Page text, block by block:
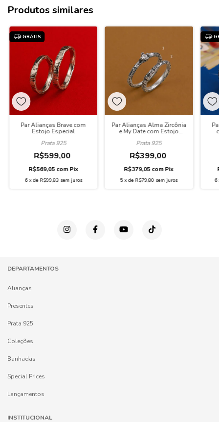
Produtos similares
GRÁTIS
Par Alianças Brave com
Estojo Especial
Prata 925
R$599,00
R$569,05com Pix
6 xde R$99,83 sem juros
Par Alianças Alma Zircônia
e My Date com Estojo
Prata 925
R$399,00
R$379,05com Pix
5 xde R$79,80 sem juros 6
DEPARTAMENTOS
Alianças
Presentes
Prata 925
Coleções
Banhadas
Special Prices
Lançamentos
INSTITUCIONAL